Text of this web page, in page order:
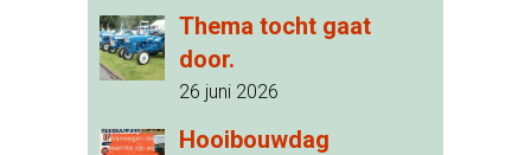
Thema tocht gaat
door.
26 juni 2026
Hooibouwdag